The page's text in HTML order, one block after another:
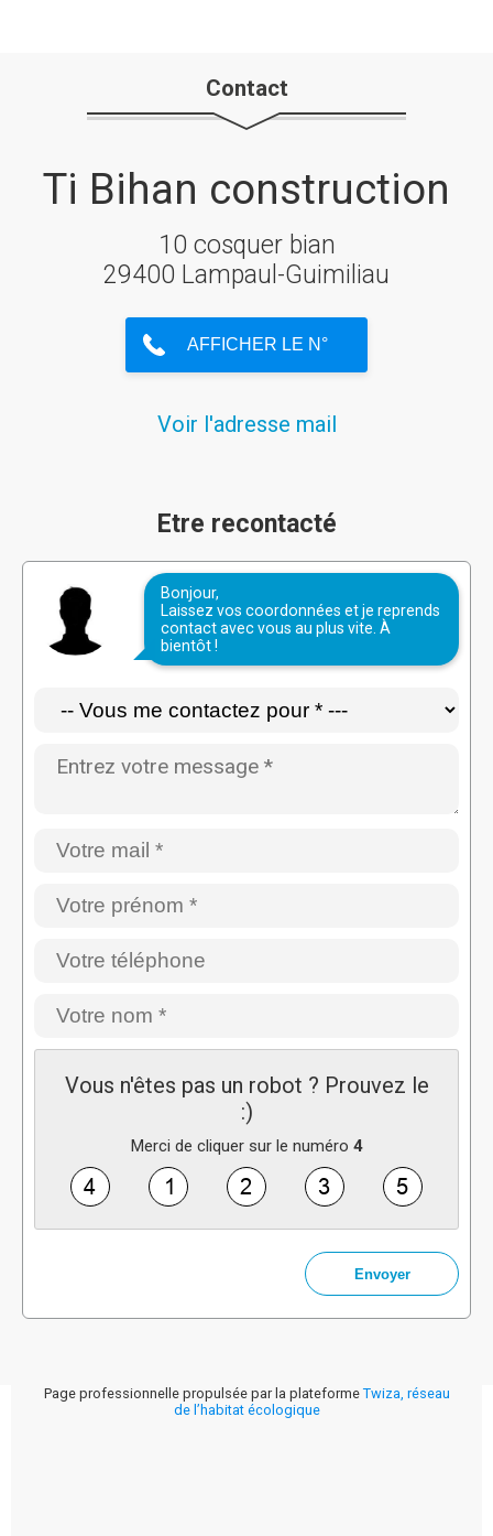
Contact
Ti Bihan construction
10 cosquer bian
29400 Lampaul-Guimiliau
Voir l'adresse mail
Etre recontacté
Bonjour,
Laissez vos coordonnées et je reprends
contact avec vous au plus vite. À
bientôt !
Vous n'êtes pas un robot ? Prouvez le
:)
Merci de cliquer sur le numéro 4
Page professionnelle propulsée par la plateforme Twiza, réseau
de l’habitat écologique